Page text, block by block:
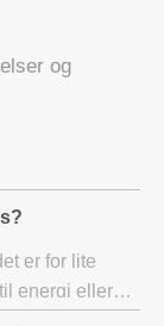
og
er for lite
energi eller